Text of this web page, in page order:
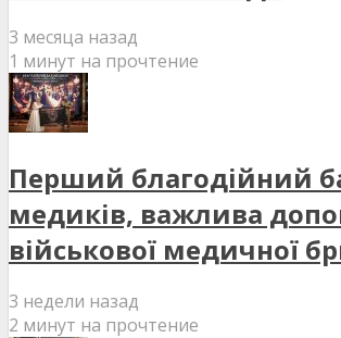
3 месяца назад
1 минут на прочтение
Перший благодійний
медиків, важлива
військової медичної
3 недели назад
2 минут на прочтение